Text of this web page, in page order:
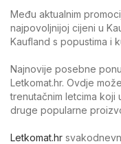
Među aktualnim
najpovoljnijoj cijeni u
Kaufland s popustima i
Najnovije posebne
Letkomat.hr. Ovdje
trenutačnim letcima koji
druge popularne
Letkomat.hr